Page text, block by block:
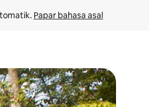
Papar bahasa asal